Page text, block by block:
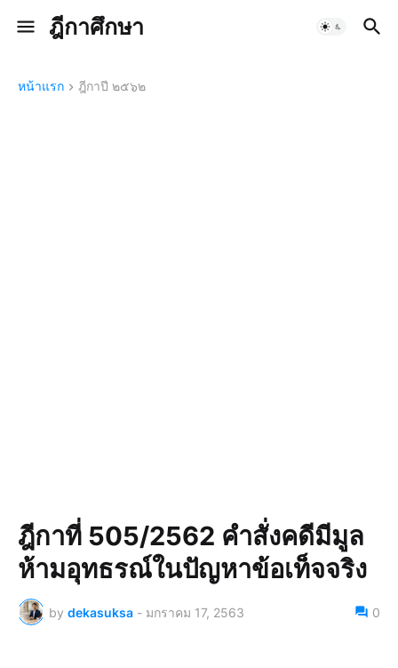
ฎีกาศึกษา
หน้าแรก ฎีกาปี ๒๕๖๒
ฎีกาที่ 505/2562 คำสั่งคดีมีมูล
ห้ามอุทธรณ์ในปัญหาข้อเท็จจริง
by dekasuksa - มกราคม 17, 2563 0